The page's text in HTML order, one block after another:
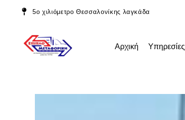
5ο χιλιόμετρο Θεσσαλονίκης λαγκάδα
Αρχική Υπηρεσίες